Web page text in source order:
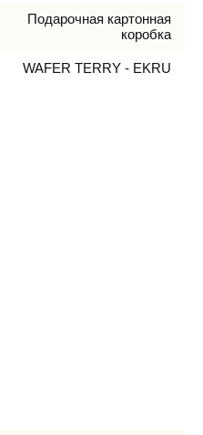
Подарочная картонная
коробка
WAFER TERRY - EKRU